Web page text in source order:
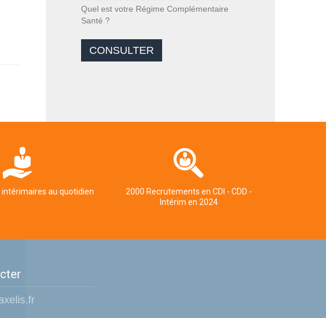
Quel est votre Régime Complémentaire
Santé ?
CONSULTER
au quotidien
2000 Recrutements en CDI - CDD -
Intérim en 2024